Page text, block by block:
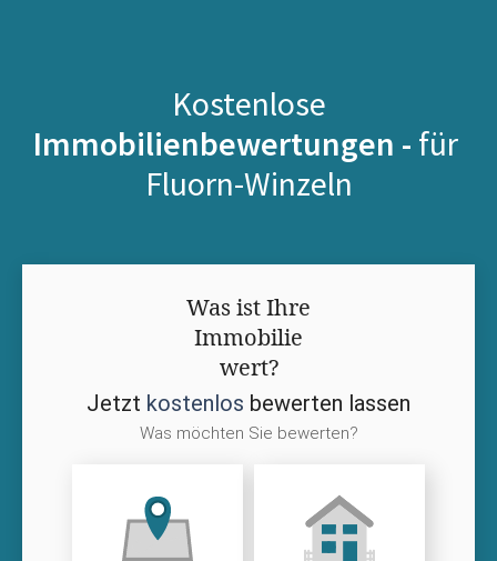
Kostenlose
Immobilienbewertungen - für
Fluorn-Winzeln
Was ist Ihre
Immobilie
wert?
Jetzt kostenlos bewerten lassen
Was möchten Sie bewerten?